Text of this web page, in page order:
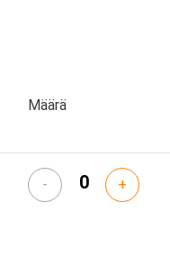
Määrä
- +